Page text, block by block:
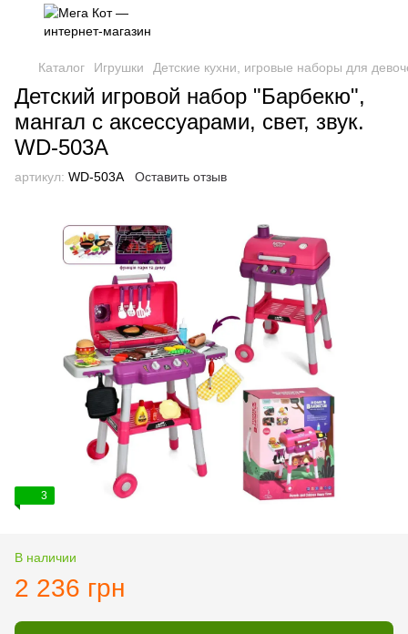
Каталог Игрушки Детские кухни, игровые наборы для
Детский игровой набор "Барбекю",
мангал с аксессуарами, свет, звук.
WD-503A
артикул: WD-503A Оставить отзыв
3
В наличии
2 236 грн